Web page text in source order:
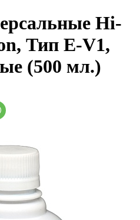
Hi-
Тип E-V1,
(500 мл.)